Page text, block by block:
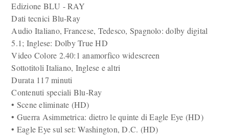
Edizione BLU - RAY
Dati tecnici Blu-Ray
Audio Italiano, Francese, Tedesco, Spagnolo: dolby digital
5.1; Inglese: Dolby True HD
Video Colore 2.40:1 anamorfico widescreen
Sottotitoli Italiano, Inglese e altri
Durata 117 minuti
Contenuti speciali Blu-Ray
• Scene eliminate (HD)
• Guerra Asimmetrica: dietro le quinte di Eagle Eye (HD)
• Eagle Eye sul set: Washington, D.C. (HD)